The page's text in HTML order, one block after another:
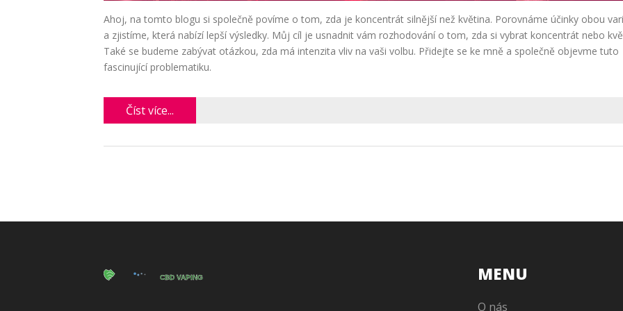
Ahoj, na tomto blogu si společně povíme o tom, zda je koncentrát silnější než květina. Porovnáme účinky obou
a zjistíme, která nabízí lepší výsledky. Můj cíl je usnadnit vám rozhodování o tom, zda si vybrat koncentrát nebo
Také se budeme zabývat otázkou, zda má intenzita vliv na vaši volbu. Přidejte se ke mně a společně objevme tuto
fascinující problematiku.
Číst více...
MENU
O nás